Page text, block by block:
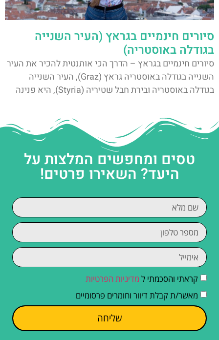
סיורים חינמיים בגראץ (העיר השנייה
בגודלה באוסטריה)
סיורים חינמיים בגראץ – הדרך הכי אותנטית להכיר את העיר
השנייה בגודלה באוסטריה גראץ (Graz), העיר השנייה
בגודלה באוסטריה ובירת חבל שטיריה (Styria), היא פנינה
טסים ומחפשים המלצות על
היעד? השאירו פרטים!
קראתי והסכמתי ל מדיניות הפרטיות
מאשר/ת קבלת דיוור וחומרים פרסומיים
שליחה